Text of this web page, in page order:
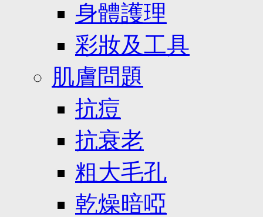
身體護理
彩妝及工具
肌膚問題
抗痘
抗衰老
粗大毛孔
乾燥暗啞